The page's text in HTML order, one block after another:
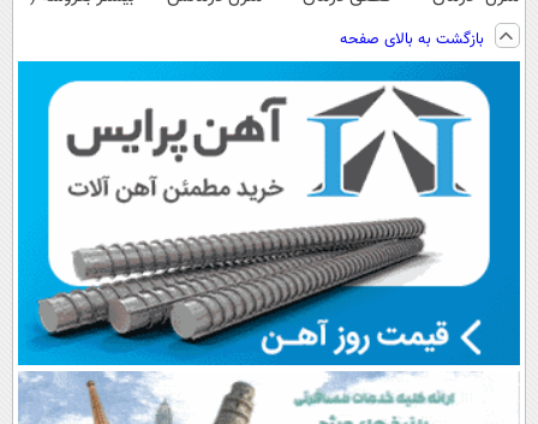
کنی؟ (◂فیلم +
◂پرسش‌نامه)
◗پرسش‌نامه◖
بازگشت به بالای صفحه